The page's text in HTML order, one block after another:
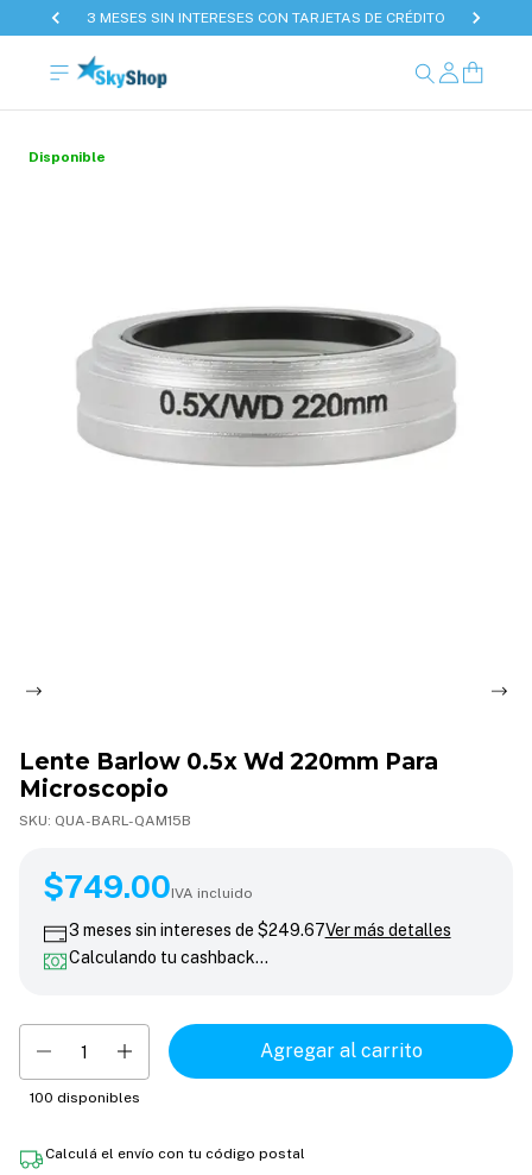
3 MESES SIN INTERESES CON TARJETAS DE CRÉDITO
Disponible
Lente Barlow 0.5x Wd 220mm Para
Microscopio
SKU: QUA-BARL-QAM15B
$749.00
$749.00IVA incluido
3 meses sin intereses de $249.67Ver más detalles
Calculando tu cashback…
100 disponibles
Calculá el envío con tu código postal